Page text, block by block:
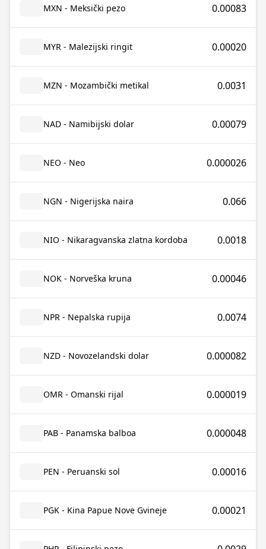
MXN - Meksički pezo 0.00083
MYR - Malezijski ringit 0.00020
MZN - Mozambički metikal 0.0031
NAD - Namibijski dolar 0.00079
NEO - Neo 0.000026
NGN - Nigerijska naira 0.066
NIO - Nikaragvanska zlatna kordoba 0.0018
NOK - Norveška kruna 0.00046
NPR - Nepalska rupija 0.0074
NZD - Novozelandski dolar 0.000082
OMR - Omanski rijal 0.000019
PAB - Panamska balboa 0.000048
PEN - Peruanski sol 0.00016
PGK - Kina Papue Nove Gvineje 0.00021